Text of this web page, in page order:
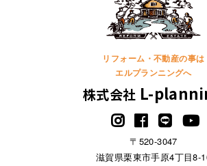
リフォーム・不動産の事は
エルプランニングへ
株式会社 L-
〒520-3047
滋賀県栗東市手原4丁目8-